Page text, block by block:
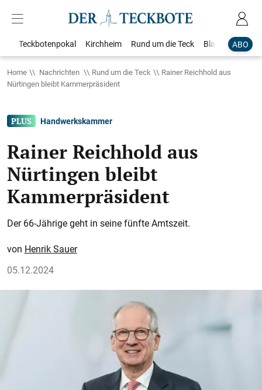
ABO
Teckbotenpokal Kirchheim Rund um die Teck Blaulicht
Home Nachrichten Rund um die Teck
Rainer Reichhold aus
Nürtingen bleibt Kammerpräsident
Handwerkskammer
Rainer Reichhold aus
Nürtingen bleibt
Kammerpräsident
Der 66-Jährige geht in seine fünfte Amtszeit.
Henrik Sauer
05.12.2024